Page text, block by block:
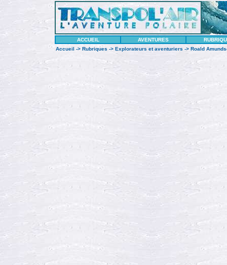
ACCUEIL AVENTURES
Accueil -> Rubriques -> Explorateurs et aventuriers -> Roald